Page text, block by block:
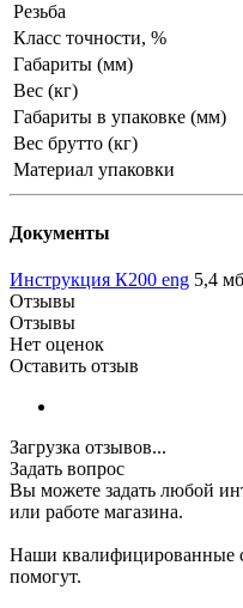
Резьба
Класс точности, %
Габариты (мм)
Вес (кг)
Габариты в упаковке (мм)
Вес брутто (кг)
Материал упаковки
Документы
Инструкция К200 eng 5,4 мб
Отзывы
Отзывы
Нет оценок
Оставить отзыв
Загрузка отзывов...
Задать вопрос
Вы можете задать любой
или работе магазина.
Наши квалифицированные
помогут.